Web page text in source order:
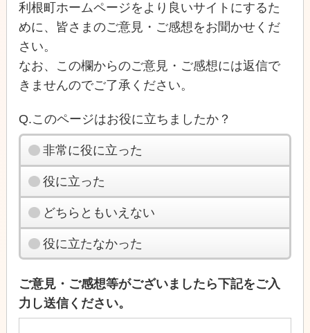
利根町ホームページをより良いサイトにするた
めに、皆さまのご意見・ご感想をお聞かせくだ
さい。
なお、この欄からのご意見・ご感想には返信で
きませんのでご了承ください。
Q.このページはお役に立ちましたか？
非常に役に立った
役に立った
どちらともいえない
役に立たなかった
ご意見・ご感想等がございましたら下記をご入
力し送信ください。